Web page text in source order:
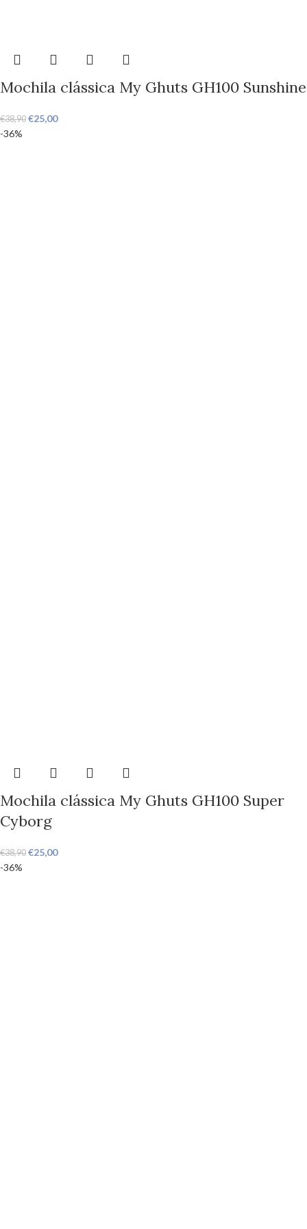
Mochila clássica My Ghuts GH100 Sunshine
€38,90 €25,00
-36%
Mochila clássica My Ghuts GH100 Super
Cyborg
€38,90 €25,00
-36%